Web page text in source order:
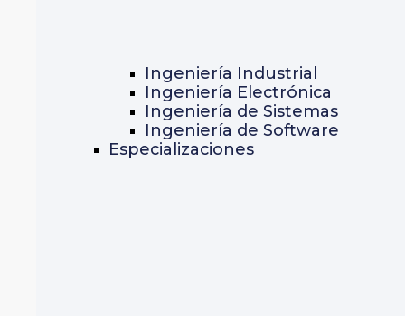
Ingeniería Industrial
Ingeniería Electrónica
Ingeniería de Sistemas
Ingeniería de Software
Especializaciones